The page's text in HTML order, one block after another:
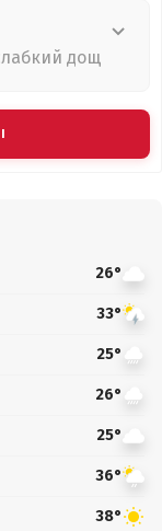
дощ
26°
33°
25°
26°
25°
36°
38°